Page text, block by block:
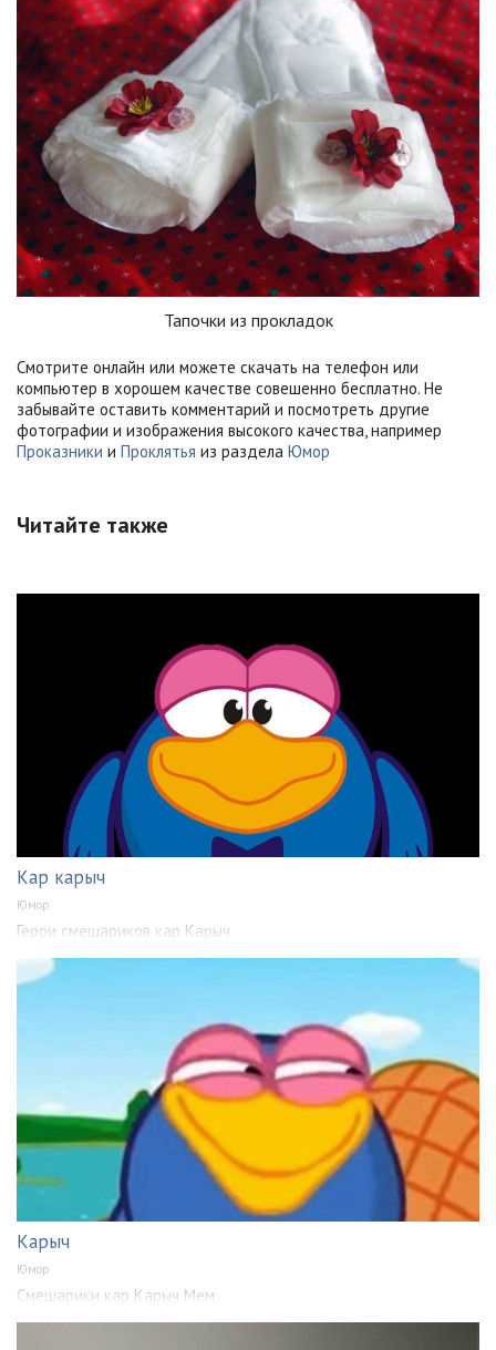
Тапочки из прокладок
Смотрите онлайн или можете скачать на телефон или
компьютер в хорошем качестве совешенно бесплатно. Не
забывайте оставить комментарий и посмотреть другие
фотографии и изображения высокого качества, например
Проказники и Проклятья из раздела Юмор
Читайте также
Кар карыч
Юмор
Герои смешариков кар Карыч
Карыч
Юмор
Смешарики кар Карыч Мем